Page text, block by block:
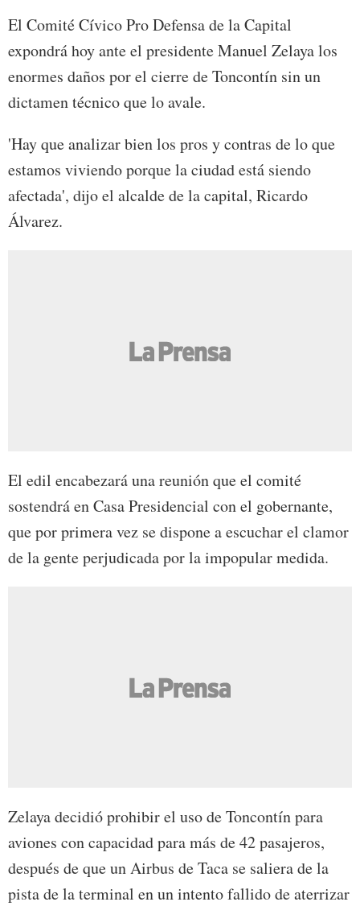
El Comité Cívico Pro Defensa de la Capital
expondrá hoy ante el presidente Manuel Zelaya los
enormes daños por el cierre de Toncontín sin un
dictamen técnico que lo avale.
'Hay que analizar bien los pros y contras de lo que
estamos viviendo porque la ciudad está siendo
afectada', dijo el alcalde de la capital, Ricardo
Álvarez.
El edil encabezará una reunión que el comité
sostendrá en Casa Presidencial con el gobernante,
que por primera vez se dispone a escuchar el clamor
de la gente perjudicada por la impopular medida.
Zelaya decidió prohibir el uso de Toncontín para
aviones con capacidad para más de 42 pasajeros,
después de que un Airbus de Taca se saliera de la
pista de la terminal en un intento fallido de aterrizar